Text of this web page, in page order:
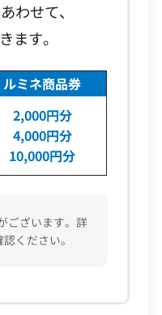
わせて、
ます。
ルミネ商品券
2,000円分
4,000円分
10,000円分
ございます。詳
ください。